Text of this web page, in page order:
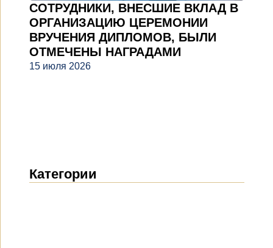
СОТРУДНИКИ, ВНЕСШИЕ ВКЛАД В
ОРГАНИЗАЦИЮ ЦЕРЕМОНИИ
ВРУЧЕНИЯ ДИПЛОМОВ, БЫЛИ
ОТМЕЧЕНЫ НАГРАДАМИ
15 июля 2026
Категории